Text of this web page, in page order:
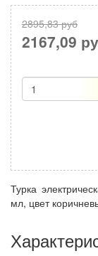
2895,83 руб
2167,09
Турка
мл, цвет